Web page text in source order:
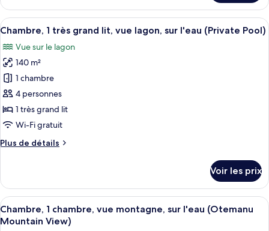
grand
lit,
vue
plage,
sur
l'eau
(Private
Pool)
le
type
de
Chambre,
très
grand
lit,
vue
plage,
sur
(Private
Afficher
toutes
les
photos
pour
ce
type
de
chambre :
Chambre,
grand
lit,
vue
Une chambre d’hôtel avec un lit, un
14
Chambre, 1 très grand lit, vue lagon, sur l'eau (Private Pool)
Vue sur le lagon
140 m²
1 chambre
4 personnes
1 très grand lit
Wi-Fi gratuit
Plus de détails
Plus
le
type
de
chambre
Voir les prix
Afficher
toutes
1 chambre, draps en coton égyptien,
20
Chambre, 1 chambre, vue montagne, sur l'eau (Otemanu
Mountain View)